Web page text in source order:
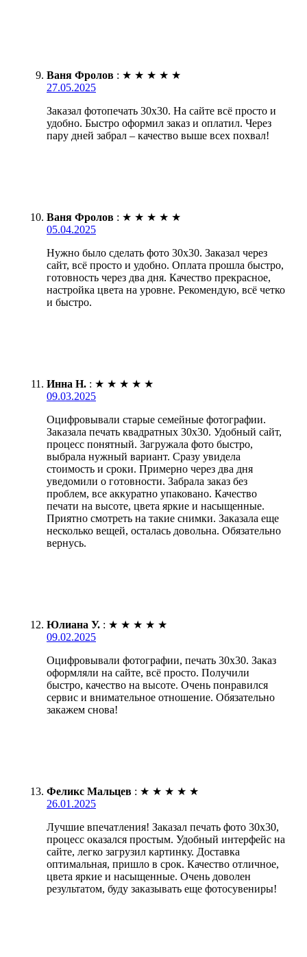
Ваня Фролов : ★ ★ ★ ★ ★
27.05.2025
Заказал фотопечать 30х30. На сайте всё просто и
удобно. Быстро оформил заказ и оплатил. Через
пару дней забрал – качество выше всех похвал!
Ваня Фролов : ★ ★ ★ ★ ★
05.04.2025
Нужно было сделать фото 30х30. Заказал через
сайт, всё просто и удобно. Оплата прошла быстро,
готовность через два дня. Качество прекрасное,
настройка цвета на уровне. Рекомендую, всё четко
и быстро.
Инна Н. : ★ ★ ★ ★ ★
09.03.2025
Оцифровывали старые семейные фотографии.
Заказала печать квадратных 30х30. Удобный сайт,
процесс понятный. Загружала фото быстро,
выбрала нужный вариант. Сразу увидела
стоимость и сроки. Примерно через два дня
уведомили о готовности. Забрала заказ без
проблем, все аккуратно упаковано. Качество
печати на высоте, цвета яркие и насыщенные.
Приятно смотреть на такие снимки. Заказала еще
несколько вещей, осталась довольна. Обязательно
вернусь.
Юлиана У. : ★ ★ ★ ★ ★
09.02.2025
Оцифровывали фотографии, печать 30х30. Заказ
оформляли на сайте, всё просто. Получили
быстро, качество на высоте. Очень понравился
сервис и внимательное отношение. Обязательно
закажем снова!
Феликс Мальцев : ★ ★ ★ ★ ★
26.01.2025
Лучшие впечатления! Заказал печать фото 30х30,
процесс оказался простым. Удобный интерфейс на
сайте, легко загрузил картинку. Доставка
оптимальная, пришло в срок. Качество отличное,
цвета яркие и насыщенные. Очень доволен
результатом, буду заказывать еще фотосувениры!